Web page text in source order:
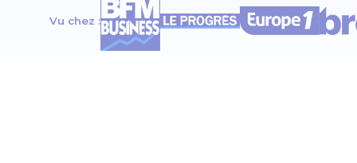
Vu chez :